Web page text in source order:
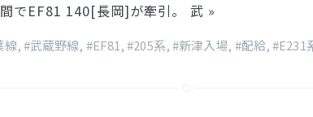
でEF81 140[長岡]が牽引。 武 »
線,#武蔵野線, #EF81 ,#205系,#新津入場, #配給,#E231